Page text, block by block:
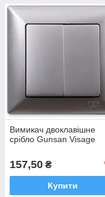
Вимикач двоклавішне
срібло Gunsan Visage
157,50 ₴
Купити